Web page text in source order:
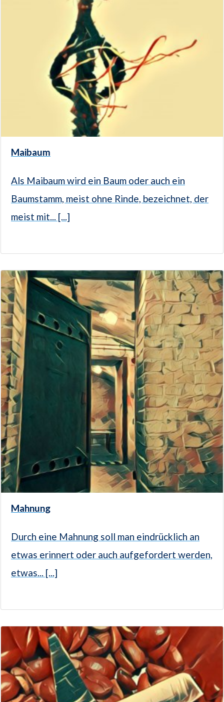
Maibaum
Als Maibaum wird ein Baum oder auch ein
Baumstamm, meist ohne Rinde, bezeichnet, der
meist mit... [...]
Mahnung
Durch eine Mahnung soll man eindrücklich an
etwas erinnert oder auch aufgefordert werden,
etwas... [...]